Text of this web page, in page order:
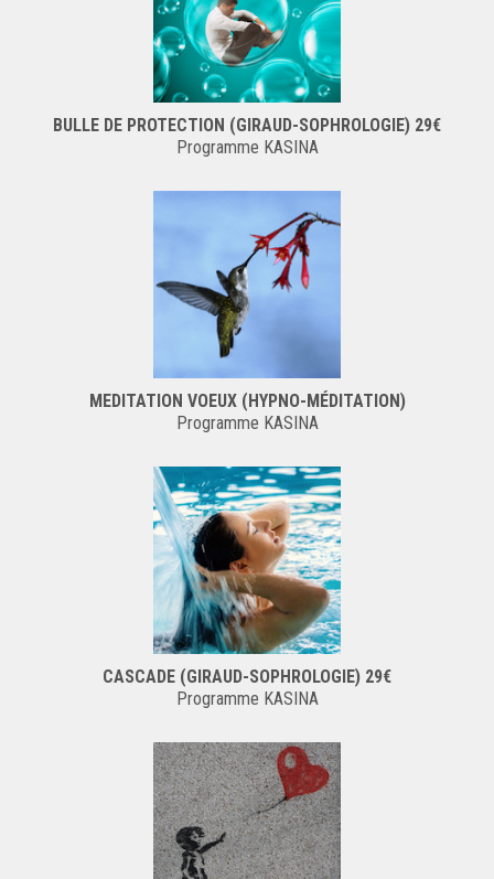
BULLE DE PROTECTION (GIRAUD-SOPHROLOGIE) 29€
Programme KASINA
MEDITATION VOEUX (HYPNO-MÉDITATION)
Programme KASINA
CASCADE (GIRAUD-SOPHROLOGIE) 29€
Programme KASINA